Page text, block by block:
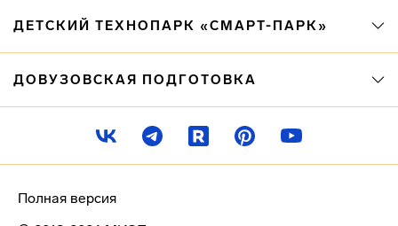
ДЕТСКИЙ ТЕХНОПАРК «СМАРТ-ПАРК»
ДОВУЗОВСКАЯ ПОДГОТОВКА
Полная версия